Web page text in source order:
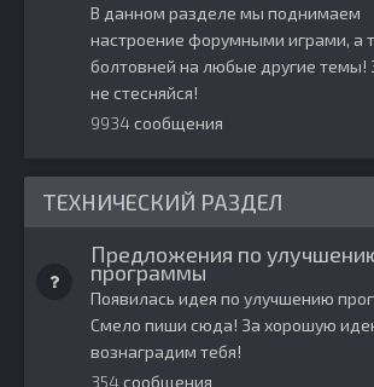
В данном разделе мы поднимаем
настроение форумными играми, а
болтовней на любые другие темы!
не стесняйся!
9934 сообщения
ТЕХНИЧЕСКИЙ РАЗДЕЛ
Предложения по
программы
Появилась идея по улучшению
Смело пиши сюда! За хорошую
вознаградим тебя!
354 сообщения